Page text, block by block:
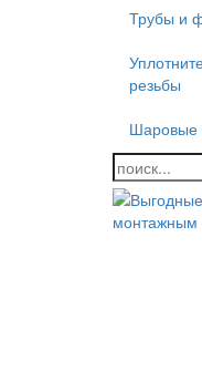
Трубы и
резьбы
Шаровые